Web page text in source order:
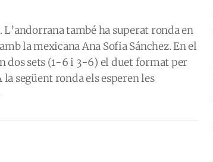
també ha superat ronda en
la mexicana Ana Sofia Sánchez. En el
dos sets (1-6 i 3-6) el duet format per
següent ronda els esperen les